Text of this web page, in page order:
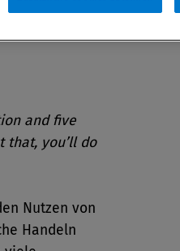
and five
you’ll do
Nutzen von
Handeln